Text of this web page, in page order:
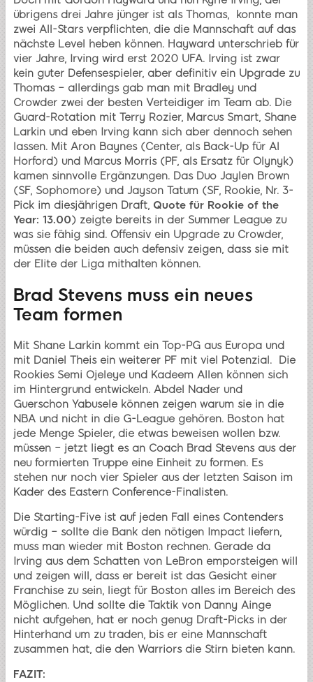
übrigens drei Jahre jünger ist als Thomas, konnte man
zwei All-Stars verpflichten, die die Mannschaft auf das
nächste Level heben können. Hayward unterschrieb für
vier Jahre, Irving wird erst 2020 UFA. Irving ist zwar
kein guter Defensespieler, aber definitiv ein Upgrade zu
Thomas – allerdings gab man mit Bradley und
Crowder zwei der besten Verteidiger im Team ab. Die
Guard-Rotation mit Terry Rozier, Marcus Smart, Shane
Larkin und eben Irving kann sich aber dennoch sehen
lassen. Mit Aron Baynes (Center, als Back-Up für Al
Horford) und Marcus Morris (PF, als Ersatz für Olynyk)
kamen sinnvolle Ergänzungen. Das Duo Jaylen Brown
(SF, Sophomore) und Jayson Tatum (SF, Rookie, Nr. 3-
Pick im diesjährigen Draft, Quote für Rookie of the
Year: 13.00) zeigte bereits in der Summer League zu
was sie fähig sind. Offensiv ein Upgrade zu Crowder,
müssen die beiden auch defensiv zeigen, dass sie mit
der Elite der Liga mithalten können.
Brad Stevens muss ein neues
Team formen
Mit Shane Larkin kommt ein Top-PG aus Europa und
mit Daniel Theis ein weiterer PF mit viel Potenzial. Die
Rookies Semi Ojeleye und Kadeem Allen können sich
im Hintergrund entwickeln. Abdel Nader und
Guerschon Yabusele können zeigen warum sie in die
NBA und nicht in die G-League gehören. Boston hat
jede Menge Spieler, die etwas beweisen wollen bzw.
müssen – jetzt liegt es an Coach Brad Stevens aus der
neu formierten Truppe eine Einheit zu formen. Es
stehen nur noch vier Spieler aus der letzten Saison im
Kader des Eastern Conference-Finalisten.
Die Starting-Five ist auf jeden Fall eines Contenders
würdig – sollte die Bank den nötigen Impact liefern,
muss man wieder mit Boston rechnen. Gerade da
Irving aus dem Schatten von LeBron emporsteigen will
und zeigen will, dass er bereit ist das Gesicht einer
Franchise zu sein, liegt für Boston alles im Bereich des
Möglichen. Und sollte die Taktik von Danny Ainge
nicht aufgehen, hat er noch genug Draft-Picks in der
Hinterhand um zu traden, bis er eine Mannschaft
zusammen hat, die den Warriors die Stirn bieten kann.
FAZIT: